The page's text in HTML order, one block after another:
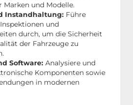
Marken und Modelle.
Instandhaltung: Führe
und
durch, um die Sicherheit
der Fahrzeuge zu
Software: Analysiere und
Komponenten sowie
in modernen